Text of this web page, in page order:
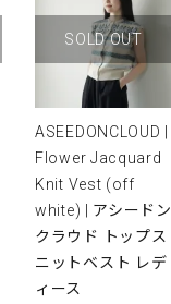
SOLD OUT
ASEEDONCLOUD |
Flower Jacquard
Knit Vest (off
white) | アシードン
クラウド トップス
ニットベスト レデ
ィース